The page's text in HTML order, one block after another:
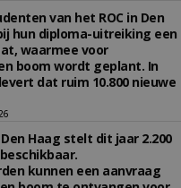
van het ROC in Den
hun diploma-uitreiking een
waarmee voor
boom wordt geplant. In
dat ruim 10.800 nieuwe
Haag stelt dit jaar 2.200
kunnen een aanvraag